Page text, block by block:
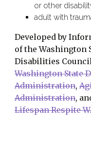
or other
adult with
Developed by
of the Washington
Disabilities
Washington State
Administration,
Administration,
Lifespan Respite